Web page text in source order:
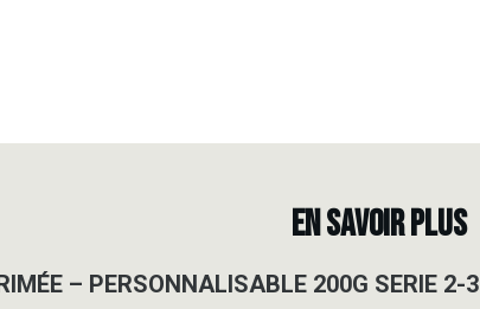
EN SAVOIR PLUS
– PERSONNALISABLE 200G SERIE 2-3